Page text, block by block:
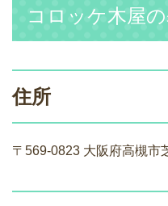
コロッケ木屋
住所
〒569-0823 大阪府高槻市